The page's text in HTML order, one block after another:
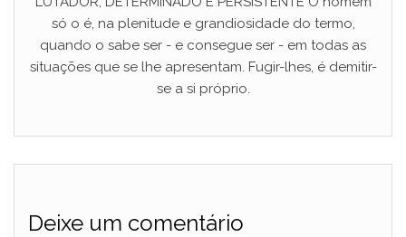
só o é, na plenitude e grandiosidade do termo,
quando o sabe ser - e consegue ser - em todas as
situações que se lhe apresentam. Fugir-lhes, é demitir-
se a si próprio.
Deixe um comentário